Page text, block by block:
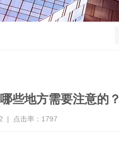
些地方需要注意的？
| 点击率：1797